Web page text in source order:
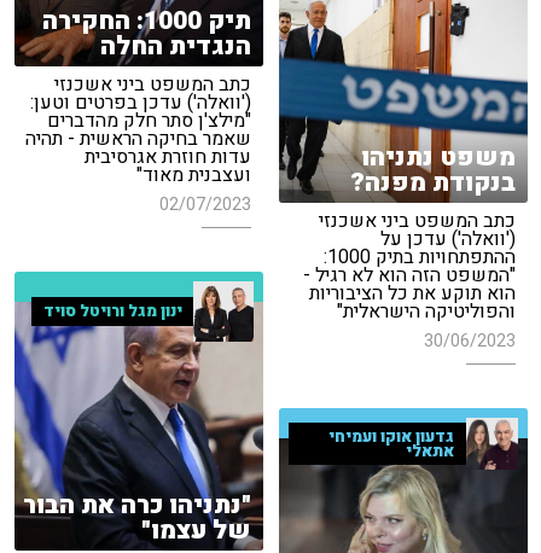
תיק 1000: החקירה
הנגדית החלה
כתב המשפט ביני אשכנזי
('וואלה') עדכן בפרטים וטען:
"מילצ'ן סתר חלק מהדברים
שאמר בחיקה הראשית - תהיה
עדות חוזרת אגרסיבית
ועצבנית מאוד"
02/07/2023
משפט נתניהו
בנקודת מפנה?
כתב המשפט ביני אשכנזי
('וואלה') עדכן על
ההתפתחויות בתיק 1000:
"המשפט הזה הוא לא רגיל -
הוא תוקע את כל הציבוריות
והפוליטיקה הישראלית"
30/06/2023
ינון מגל ורויטל סויד
"נתניהו כרה את הבור
של עצמו"
גדעון אוקו ועמיחי
אתאלי